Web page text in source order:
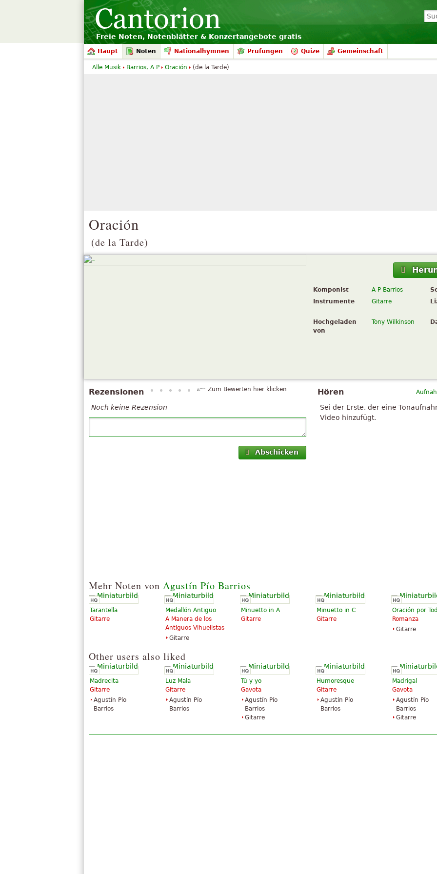
Freie Noten, Notenblätter & Konzertangebote gratis
Haupt Noten Nationalhymnen Prüfungen Quize Gemeinschaft
Oración
(de la Tarde)
Komponist A P Barrios
Instrumente
Gitarre
Hochgeladen
von
Tony Wilkinson
Hören
Sei der Erste, der eine
Video hinzufügt.
Rezensionen Zum Bewerten hier klicken
Noch keine Rezension
Abschicken
Mehr Noten von Agustín Pío Barrios
Tarantella
Gitarre
Medallón Antiguo
A Manera de los
Antiguos Vihuelistas
Gitarre
Minuetto in A
Gitarre
Minuetto in C
Gitarre
Oración por
Romanza
Gitarre
Other users also liked
Madrecita
Gitarre
Agustín Pío
Barrios
Luz Mala
Gitarre
Agustín Pío
Barrios
Tú y yo
Gavota
Agustín Pío
Barrios
Gitarre
Humoresque
Gitarre
Agustín Pío
Barrios
Madrigal
Gavota
Agustín Pío
Barrios
Gitarre
Alle Musik Barrios, A P Oración (de la Tarde)